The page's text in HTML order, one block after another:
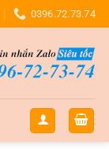
0396.72.73.74